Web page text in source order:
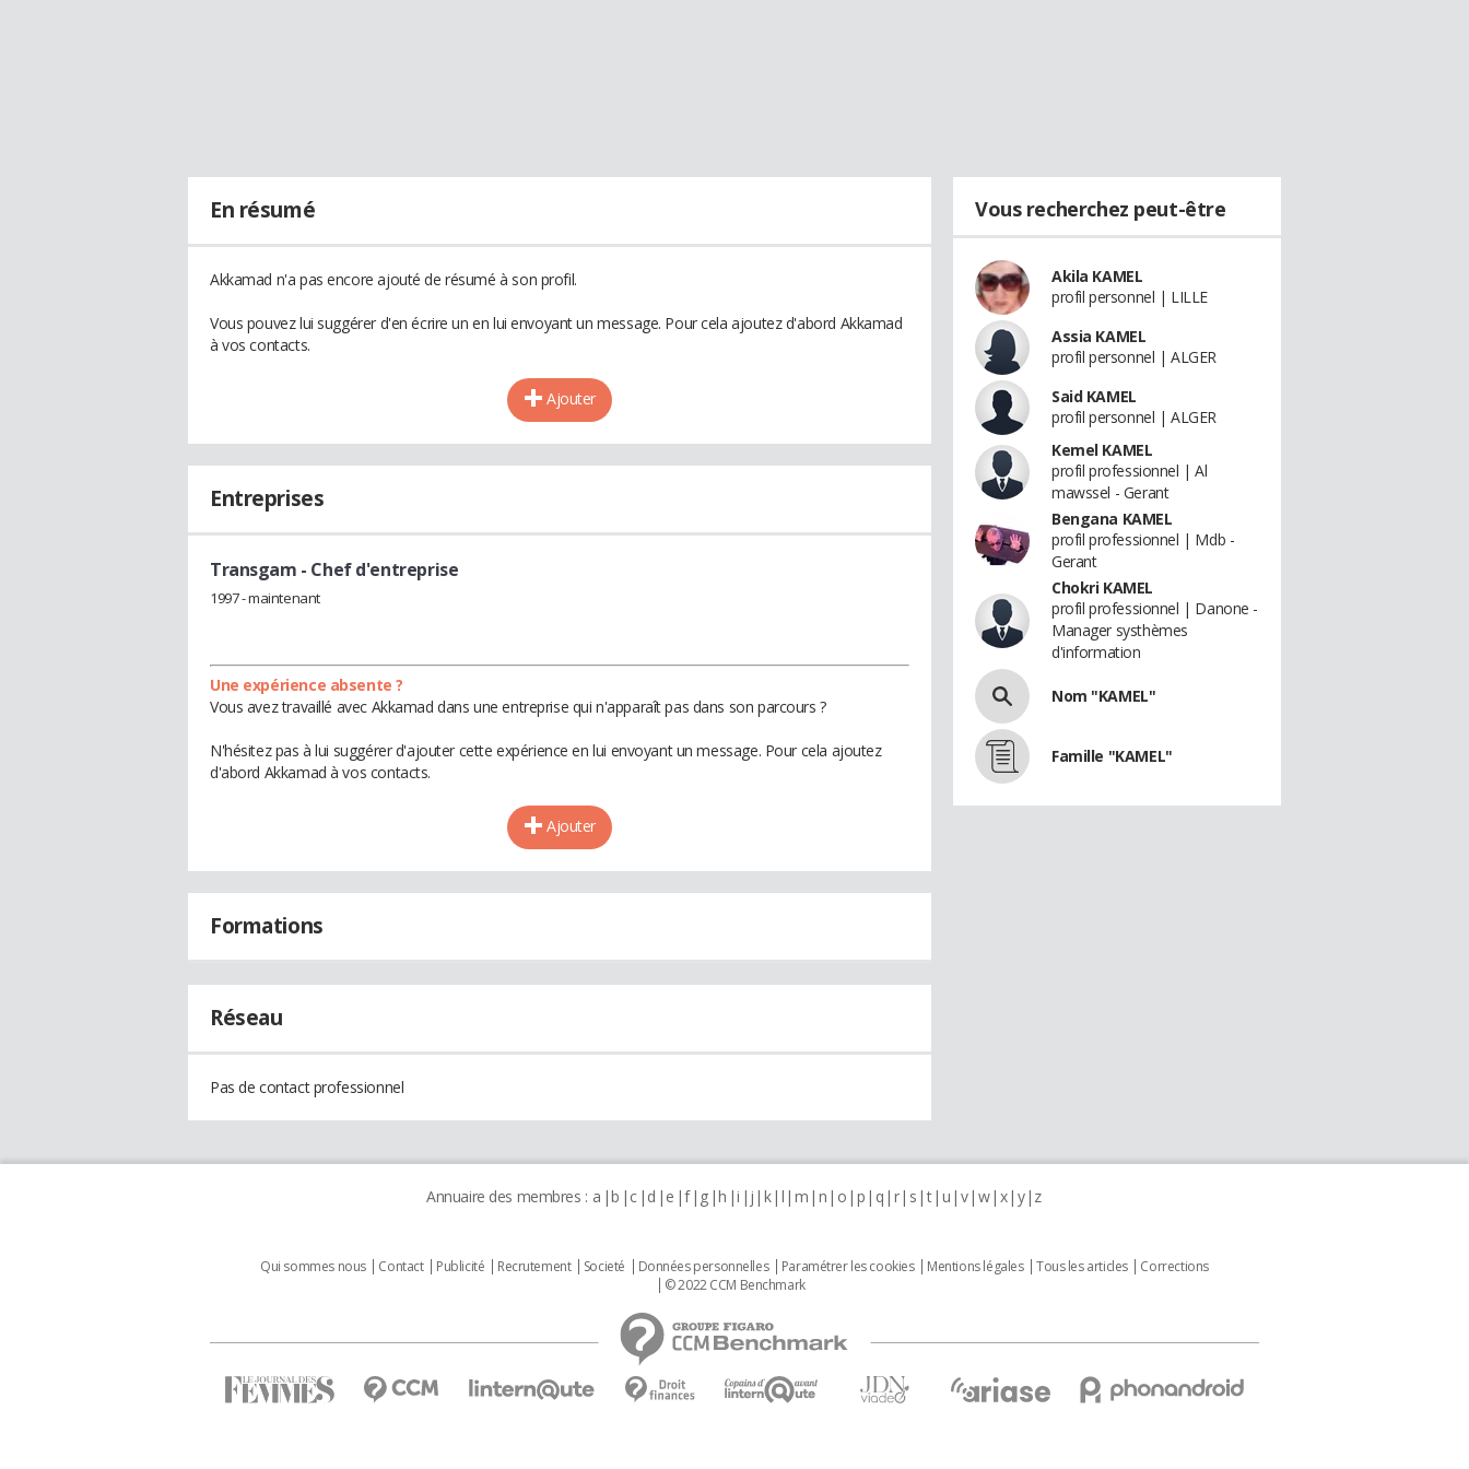
En résumé
Akkamad n'a pas encore ajouté de résumé à son profil.
Vous pouvez lui suggérer d'en écrire un en lui envoyant un message. Pour cela ajoutez d'abord Akkamad
à vos contacts.
Ajouter
Entreprises
Transgam - Chef d'entreprise
1997 - maintenant
Une expérience absente ?
Vous avez travaillé avec Akkamad dans une entreprise qui n'apparaît pas dans son parcours ?
N'hésitez pas à lui suggérer d'ajouter cette expérience en lui envoyant un message. Pour cela ajoutez
d'abord Akkamad à vos contacts.
Ajouter
Formations
Réseau
Pas de contact professionnel
Vous recherchez peut-être
Akila KAMEL
profil personnel | LILLE
Assia KAMEL
profil personnel | ALGER
Said KAMEL
profil personnel | ALGER
Kemel KAMEL
profil professionnel | Al
mawssel - Gerant
Bengana KAMEL
profil professionnel | Mdb -
Gerant
Chokri KAMEL
profil professionnel | Danone -
Manager systhèmes
d'information
Nom "KAMEL"
Famille "KAMEL"
Annuaire des membres : a b c d e f g h i j k l m n o p q r s t u v w x y z
Qui sommes nous Contact Publicité Recrutement Societé Données personnelles Paramétrer les cookies Mentions légales Tous les articles
Corrections
© 2022 CCM Benchmark